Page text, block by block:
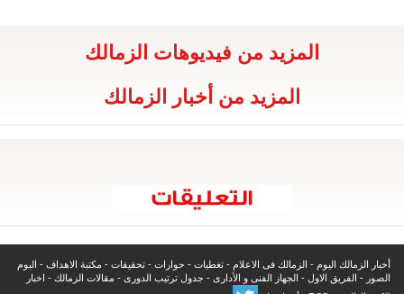
المزيد من فيديوهات الزمالك
المزيد من أخبار الزمالك
أخبار الزمالك اليوم - الزمالك فى الاعلام - تغطيات - حوارات - تحقيقات - مكتبة الاهداف - البوم
الصور - الفريق الاول - الجهاز الفنى و الأدارى - جدول ترتيب الدورى - مقالات الزمالك - اخبار